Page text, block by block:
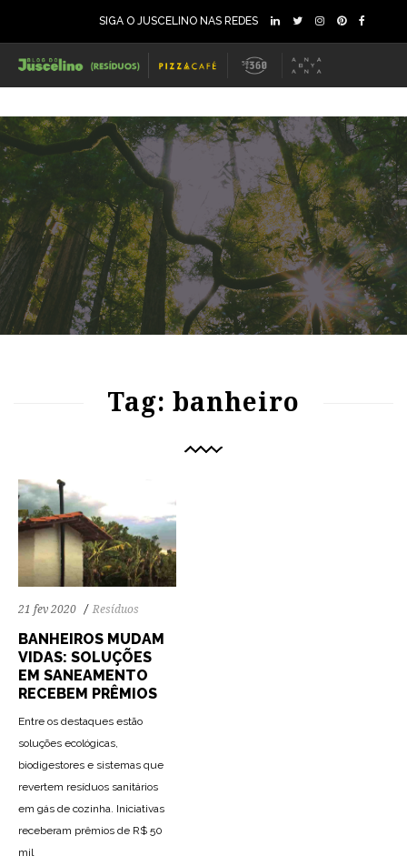
SIGA O JUSCELINO NAS REDES
Tag: banheiro
21 fev 2020 Resíduos
BANHEIROS MUDAM
VIDAS: SOLUÇÕES
EM SANEAMENTO
RECEBEM PRÊMIOS
Entre os destaques estão
soluções ecológicas,
biodigestores e sistemas que
revertem resíduos sanitários
em gás de cozinha. Iniciativas
receberam prêmios de R$ 50
mil